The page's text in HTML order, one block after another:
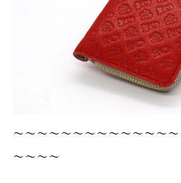
〜〜〜〜〜〜〜〜〜〜〜〜〜
〜〜〜〜